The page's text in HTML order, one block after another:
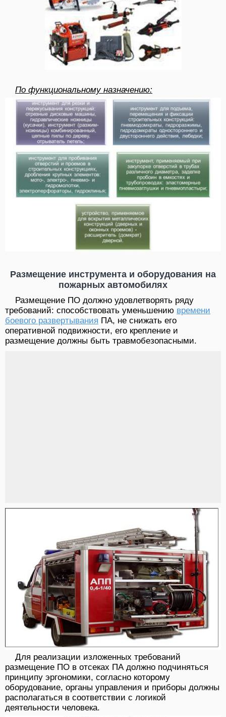
По функциональному назначению:
Размещение инструмента и оборудования на
пожарных автомобилях
Размещение ПО должно удовлетворять ряду
требований: способствовать уменьшению времени
боевого развертывания ПА, не снижать его
оперативной подвижности, его крепление и
размещение должны быть травмобезопасными.
Для реализации изложенных требований
размещение ПО в отсеках ПА должно подчиняться
принципу эргономики, согласно которому
оборудование, органы управления и приборы должны
располагаться в соответствии с логикой
деятельности человека.